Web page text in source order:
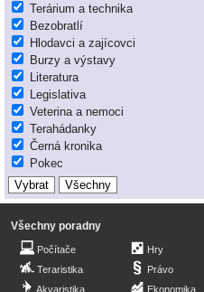
Terárium a technika
Bezobratlí
Hlodavci a zajícovci
Burzy a výstavy
Literatura
Legislativa
Veterina a nemoci
Terahádanky
Černá kronika
Pokec
Všechny poradny
Počítače
Teraristika
Akvaristika
Hry
Právo
Ekonomika